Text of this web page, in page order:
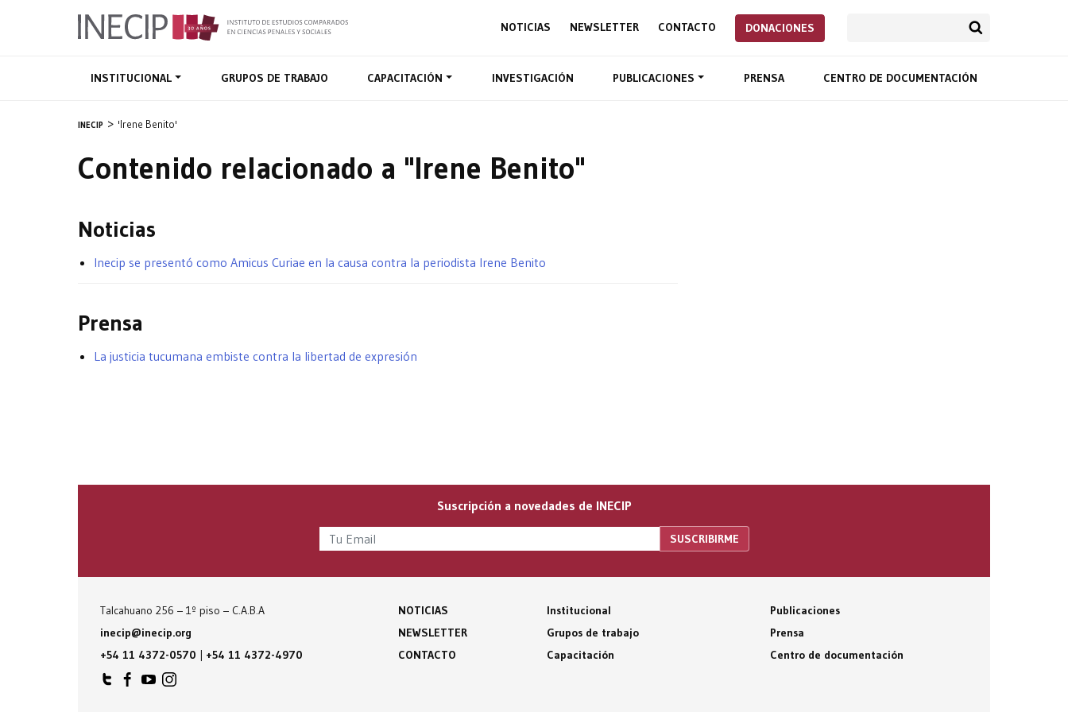
NOTICIAS NEWSLETTER CONTACTO DONACIONES
INSTITUCIONAL GRUPOS DE TRABAJO CAPACITACIÓN INVESTIGACIÓN PUBLICACIONES PRENSA CENTRO DE DOCUMENTACIÓN
INECIP 'Irene Benito'
Contenido relacionado a "Irene Benito"
Noticias
Inecip se presentó como Amicus Curiae en la causa contra la periodista Irene Benito
Prensa
La justicia tucumana embiste contra la libertad de expresión
Suscripción a novedades de INECIP
Talcahuano 256 – 1º piso – C.A.B.A
inecip@inecip.org
+54 11 4372-0570 | +54 11 4372-4970
NOTICIAS
NEWSLETTER
CONTACTO
Institucional
Grupos de trabajo
Capacitación
Publicaciones
Prensa
Centro de documentación